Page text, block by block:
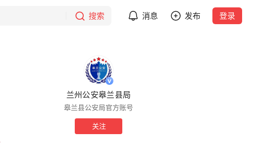
搜索 消息 发布 登录
兰州公安皋兰县局
皋兰县公安局官方账号
关注